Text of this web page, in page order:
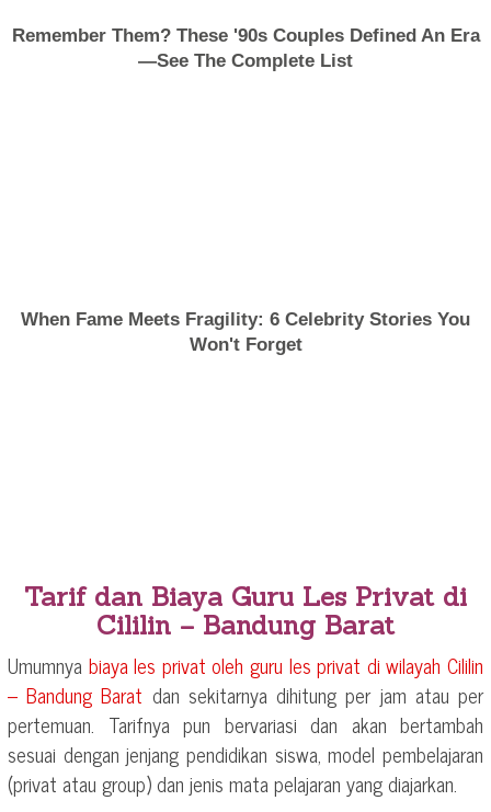
Tarif dan Biaya Guru Les Privat di
Cililin – Bandung Barat
Umumnya biaya les privat oleh guru les privat di wilayahCililin
– Bandung Barat dan sekitarnya dihitung per jam atau per
pertemuan. Tarifnya pun bervariasi dan akan bertambah
sesuai dengan jenjang pendidikan siswa, model pembelajaran
(privat atau group) dan jenis mata pelajaran yang diajarkan.